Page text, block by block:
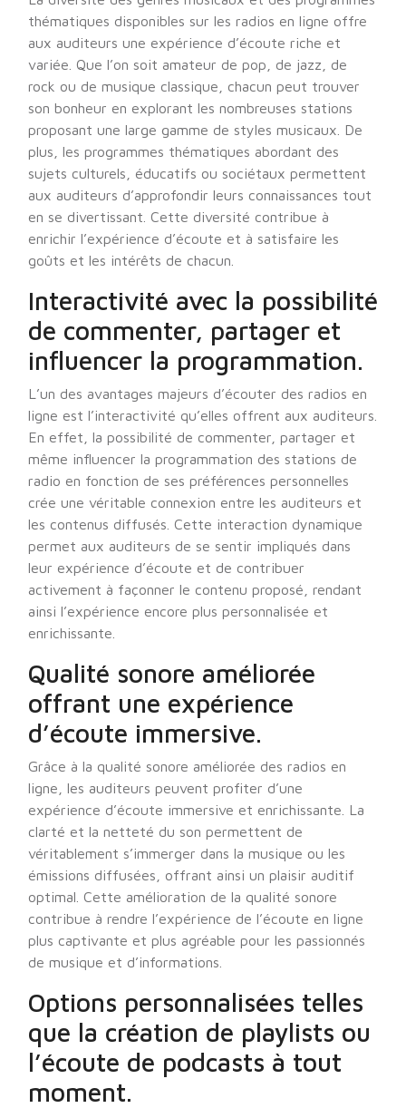
thématiques disponibles sur les radios en ligne offre
aux auditeurs une expérience d’écoute riche et
variée. Que l’on soit amateur de pop, de jazz, de
rock ou de musique classique, chacun peut trouver
son bonheur en explorant les nombreuses stations
proposant une large gamme de styles musicaux. De
plus, les programmes thématiques abordant des
sujets culturels, éducatifs ou sociétaux permettent
aux auditeurs d’approfondir leurs connaissances tout
en se divertissant. Cette diversité contribue à
enrichir l’expérience d’écoute et à satisfaire les
goûts et les intérêts de chacun.
Interactivité avec la possibilité
de commenter, partager et
influencer la programmation.
L’un des avantages majeurs d’écouter des radios en
ligne est l’interactivité qu’elles offrent aux auditeurs.
En effet, la possibilité de commenter, partager et
même influencer la programmation des stations de
radio en fonction de ses préférences personnelles
crée une véritable connexion entre les auditeurs et
les contenus diffusés. Cette interaction dynamique
permet aux auditeurs de se sentir impliqués dans
leur expérience d’écoute et de contribuer
activement à façonner le contenu proposé, rendant
ainsi l’expérience encore plus personnalisée et
enrichissante.
Qualité sonore améliorée
offrant une expérience
d’écoute immersive.
Grâce à la qualité sonore améliorée des radios en
ligne, les auditeurs peuvent profiter d’une
expérience d’écoute immersive et enrichissante. La
clarté et la netteté du son permettent de
véritablement s’immerger dans la musique ou les
émissions diffusées, offrant ainsi un plaisir auditif
optimal. Cette amélioration de la qualité sonore
contribue à rendre l’expérience de l’écoute en ligne
plus captivante et plus agréable pour les passionnés
de musique et d’informations.
Options personnalisées telles
que la création de playlists ou
l’écoute de podcasts à tout
moment.